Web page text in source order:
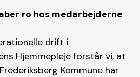
ro hos medarbejderne
drift i
Hjemmepleje forstår vi, at
Kommune har